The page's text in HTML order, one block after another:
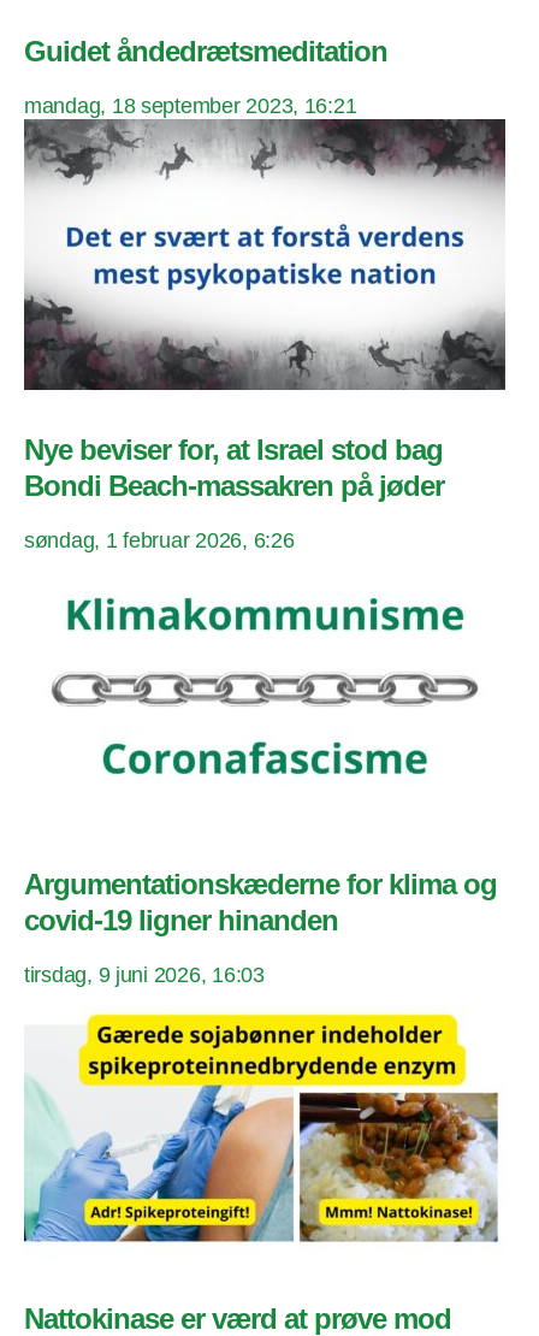
Guidet åndedrætsmeditation
mandag, 18 september 2023, 16:21
Nye beviser for, at Israel stod bag
Bondi Beach-massakren på jøder
søndag, 1 februar 2026, 6:26
Argumentationskæderne for klima og
covid-19 ligner hinanden
tirsdag, 9 juni 2026, 16:03
Nattokinase er værd at prøve mod